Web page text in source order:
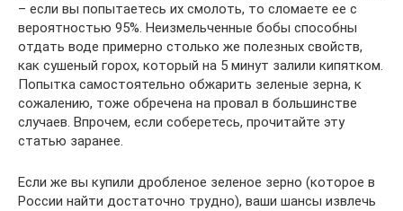
– если вы попытаетесь их смолоть, то сломаете ее с
вероятностью 95%. Неизмельченные бобы способны
отдать воде примерно столько же полезных свойств,
как сушеный горох, который на 5 минут залили кипятком.
Попытка самостоятельно обжарить зеленые зерна, к
сожалению, тоже обречена на провал в большинстве
случаев. Впрочем, если соберетесь, прочитайте эту
статью заранее.
Если же вы купили дробленое зеленое зерно (которое в
России найти достаточно трудно), ваши шансы извлечь